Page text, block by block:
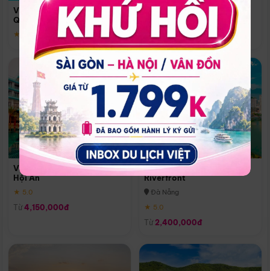
Vinpearl Resort & Spa Phu
Quoc
★ 5.0
Quoc
Phú Quốc
★ 5.0
Vinpearl Resort & Golf Nam
Hội An
★ 5.0
Từ 4,150,000đ
Melia Vinpearl Danang
Riverfront
Đà Nẵng
★ 5.0
Từ 2,400,000đ